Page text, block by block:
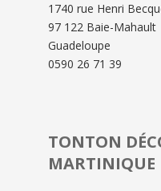
1740 rue Henri
97 122 Baie-Mahault
Guadeloupe
0590 26 71 39
TONTON
MARTINIQUE